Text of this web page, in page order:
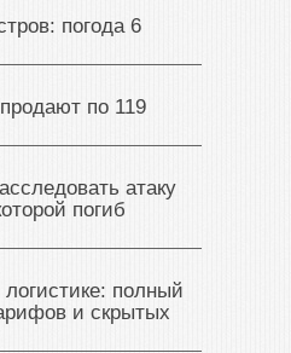
погода 6
по 119
атаку
погиб
полный
и скрытых